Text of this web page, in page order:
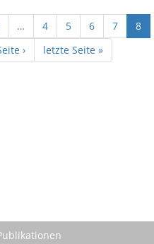
… 4 5 6 7
8
› letzte Seite »